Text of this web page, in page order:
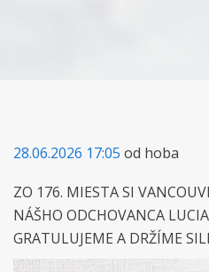
28.06.2026 17:05 od hoba
ZO 176. MIESTA SI
NÁŠHO ODCHOVANCA
GRATULUJEME A DRŽÍME